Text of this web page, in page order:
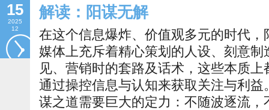
15
2025
12
解读：阳谋无解
在这个信息爆炸、价值观多元的时代
媒体上充斥着精心策划的人设、刻意
见、营销时的套路及话术，这些本质
通过操控信息与认知来获取关注与利
谋之道需要巨大的定力：不随波逐流